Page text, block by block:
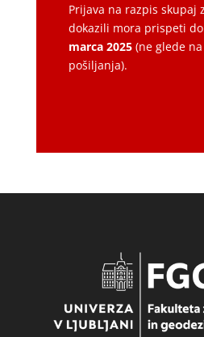
Prijava na razpis skupaj
dokazili mora prispeti
marca 2025(ne glede
pošiljanja).